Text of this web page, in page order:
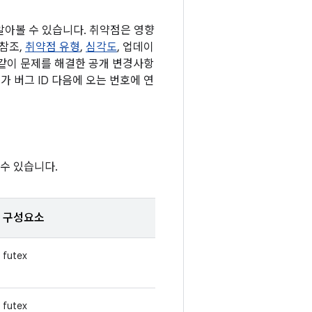
볼 수 있습니다. 취약점은 영향
조, 취약점 유형, 심각도, 업데이
이 문제를 해결한 공개 변경사항
버그 ID 다음에 오는 번호에 연
있습니다.
구성요소
futex
futex